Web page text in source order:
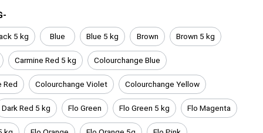
5 kg Blue Blue 5 kg Brown Brown 5 kg
Carmine Red 5 kg Colourchange Blue
Red Colourchange Violet Colourchange Yellow
Dark Red 5 kg Flo Green Flo Green 5 kg Flo Magenta